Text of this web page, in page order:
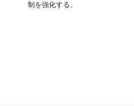
制を強化する。